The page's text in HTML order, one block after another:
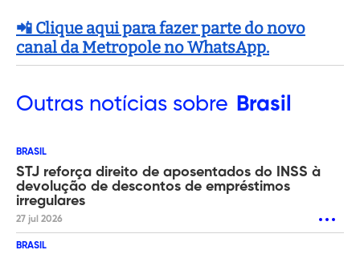
📲 Clique aqui para fazer parte do novo
canal da Metropole no WhatsApp.
Outras notícias sobre Brasil
BRASIL
STJ reforça direito de aposentados do INSS à
devolução de descontos de empréstimos
irregulares
27 jul 2026
BRASIL